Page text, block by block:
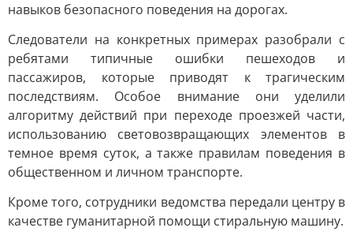
навыков безопасного поведения на дорогах.
Следователи на конкретных примерах разобрали с
ребятами типичные ошибки пешеходов и
пассажиров, которые приводят к трагическим
последствиям. Особое внимание они уделили
алгоритму действий при переходе проезжей части,
использованию световозвращающих элементов в
темное время суток, а также правилам поведения в
общественном и личном транспорте.
Кроме того, сотрудники ведомства передали центру в
качестве гуманитарной помощи стиральную машину.